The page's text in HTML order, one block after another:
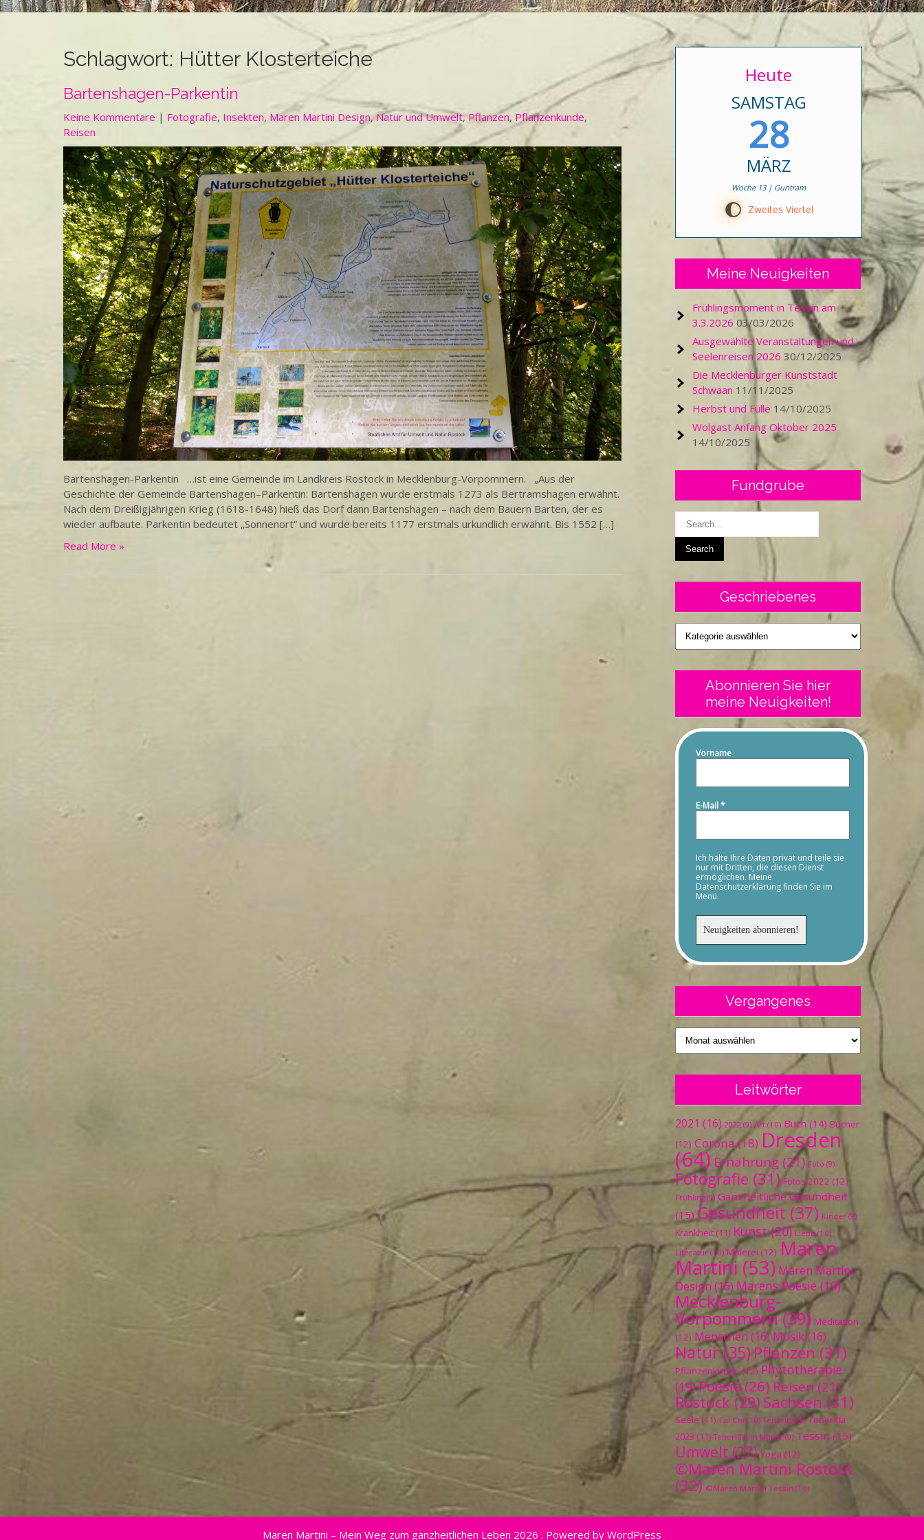
Schlagwort: Hütter Klosterteiche
Bartenshagen-Parkentin
Keine Kommentare | Fotografie, Insekten, Maren Martini Design,Natur und Umwelt,Pflanzen, Pflanzenkunde,
Reisen
Bartenshagen-Parkentin …ist eine Gemeinde im Landkreis Rostock in Mecklenburg-Vorpommern. „Aus der
Geschichte der Gemeinde Bartenshagen–Parkentin: Bartenshagen wurde erstmals 1273 als Bertramshagen erwähnt.
Nach dem Dreißigjährigen Krieg (1618-1648) hieß das Dorf dann Bartenshagen – nach dem Bauern Barten, der es
wieder aufbaute. Parkentin bedeutet „Sonnenort“ und wurde bereits 1177 erstmals urkundlich erwähnt. Bis 1552 […]
Read More »
Heute
SAMSTAG
28
MÄRZ
Woche 13 | Guntram
I Zweites Viertel
Meine Neuigkeiten
Frühlingsmoment in Tessin am
3.3.2026 03/03/2026
Ausgewählte Veranstaltungen und
Seelenreisen 2026 30/12/2025
Die Mecklenburger Kunststadt
Schwaan 11/11/2025
Herbst und Fülle 14/10/2025
Wolgast Anfang Oktober 2025
14/10/2025
Fundgrube
Geschriebenes
Geschriebenes
Abonnieren Sie hier
meine Neuigkeiten!
Vorname
E-Mail*
Ich halte Ihre Daten privat und teile sie
nur mit Dritten, die diesen Dienst
ermöglichen. Meine
Datenschutzerklärung finden Sie im
Menü.
Vergangenes
Vergangenes
Leitwörter
2021 (16) 2022 (9) Art (10) Buch (14) Bücher
(12) Corona(18) Dresden
(64) Ernährung (21) Foto (9)
Fotografie (31) Fotos 2022 (12)
Frühling (9) Ganzheitliche Gesundheit
(15) Gesundheit (37) Kinder (9)
Krankheit (11) Kunst(20) Liebe(10)
Literatur (10) Malerei (12) Maren
Martini(53) Maren Martini
Design (16) Marens Poesie (19)
Mecklenburg-
Vorpommern(39) Meditation
(12) Menschen (16) Musik(16)
Natur(35)Pflanzen (31)
Pflanzenkunde(12) Phytotherapie
(19)Poesie(26) Reisen(21)
Rostock (29) Sachsen (31)
Seele (11) Tai Chi (10) Teneriffa (9) Teneriffa
2023 (11) Teneriffa im Januar(9) Tessin (15)
Umwelt (27) Yoga (12)
©Maren Martini Rostock
(32) ©Maren Martini Tessin (10)
Maren Martini – Mein Weg zum ganzheitlichen Leben 2026 . Powered by WordPress